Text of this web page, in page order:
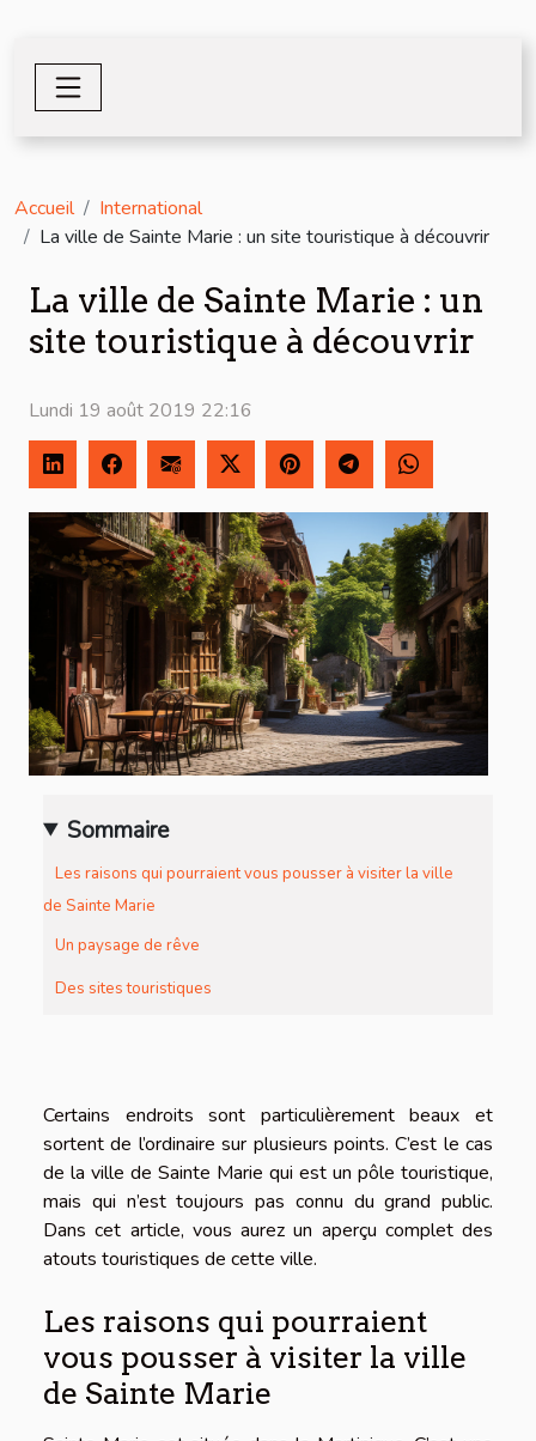
Accueil
International
La ville de Sainte Marie : un site touristique à découvrir
La ville de Sainte Marie : un
site touristique à découvrir
Lundi 19 août 2019 22:16
Sommaire
Les raisons qui pourraient vous pousser à visiter la ville
de Sainte Marie
Un paysage de rêve
Des sites touristiques
Certains endroits sont particulièrement beaux et
sortent de l’ordinaire sur plusieurs points. C’est le cas
de la ville de Sainte Marie qui est un pôle touristique,
mais qui n’est toujours pas connu du grand public.
Dans cet article, vous aurez un aperçu complet des
atouts touristiques de cette ville.
Les raisons qui pourraient
vous pousser à visiter la ville
de Sainte Marie